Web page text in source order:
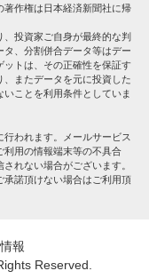
著作権は日本経済新聞社に帰
投資家ご自身が最終的な判
、分割併合データ等はデー
ットは、その正確性を保証す
またデータを元に投資した
ことを利用条件としていま
われます。メールサービス
利用の情報端末等の不具合
れない場合がございます。
承諾頂けない場合はご利用頂
報
Reserved.